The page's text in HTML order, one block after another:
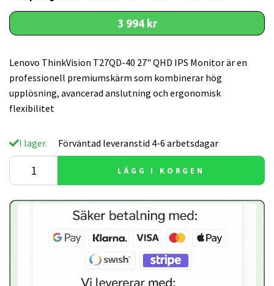
3 994 kr
Lenovo ThinkVision T27QD-40 27" QHD IPS Monitor är en
professionell premiumskärm som kombinerar hög
upplösning, avancerad anslutning och ergonomisk
flexibilitet
I lager. Förväntad leveranstid 4-6 arbetsdagar
LÄGG I KORGEN